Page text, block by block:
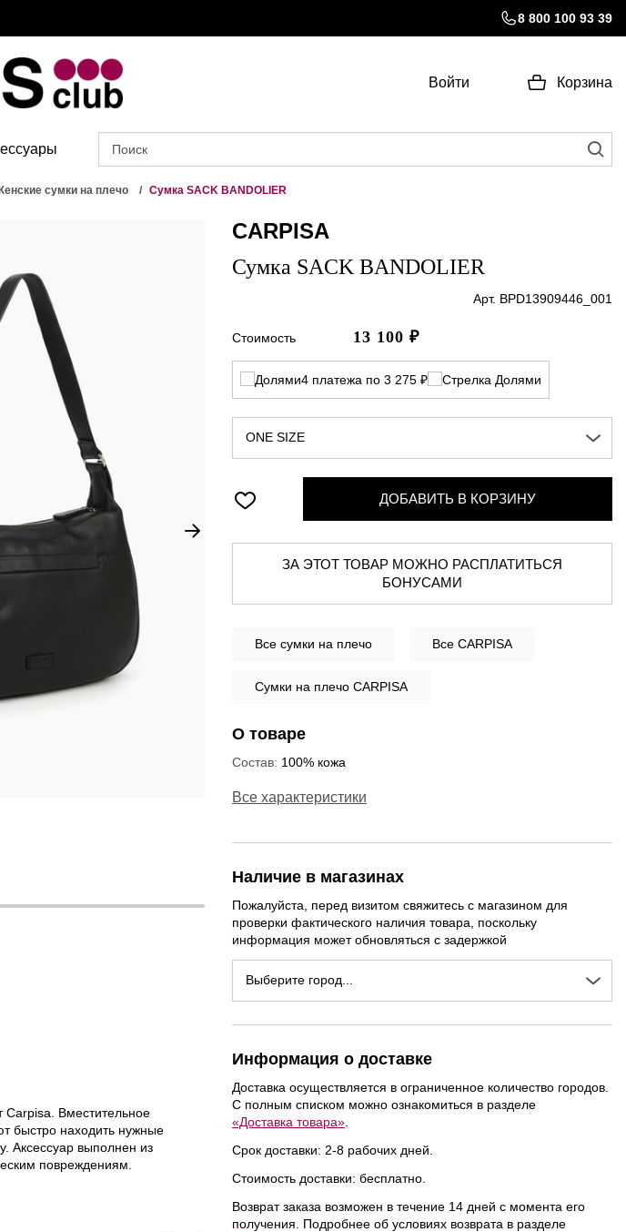
8 800 100 93 39
Войти Корзина
сумки на плечо Сумка SACK BANDOLIER
Вместительное
быстро находить нужные
Аксессуар выполнен из
повреждениям.
CARPISA
Сумка SACK BANDOLIER
Арт. BPD13909446_001
Стоимость 13 100 ₽
4 платежа по 3 275 ₽
ONE SIZE
ДОБАВИТЬ В КОРЗИНУ
ЗА ЭТОТ ТОВАР МОЖНО РАСПЛАТИТЬСЯ
БОНУСАМИ
Все сумки на плечо Все CARPISA
Сумки на плечо CARPISA
О товаре
Состав: 100% кожа
Все характеристики
Наличие в магазинах
Пожалуйста, перед визитом свяжитесь с магазином для
проверки фактического наличия товара, поскольку
информация может обновляться с задержкой
Выберите город...
Информация о доставке
Доставка осуществляется в ограниченное количество городов.
С полным списком можно ознакомиться в разделе
«Доставка товара»
Срок доставки: 2-8 рабочих дней.
Стоимость доставки: бесплатно.
Возврат заказа возможен в течение 14 дней с момента его
получения. Подробнее об условиях возврата в разделе